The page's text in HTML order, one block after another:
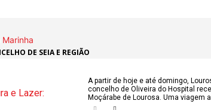
ÚLTIMAS
NOTÍCIAS
DE SEIA E REGIÃO
e Lazer:
A partir de hoje e até domingo,
concelho de Oliveira do Hospital
Moçárabe de Lourosa. Uma viagem